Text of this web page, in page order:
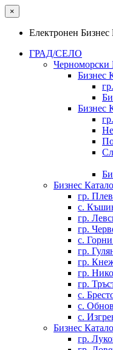
×
Електронен Бизнес
ГРАД/СЕЛО
Черноморски
Бизнес
Бизнес
Бизнес
гр.
с.
гр.
гр.
с.
гр.
гр.
гр.
гр.
с.
с.
с.
Бизнес
гр.